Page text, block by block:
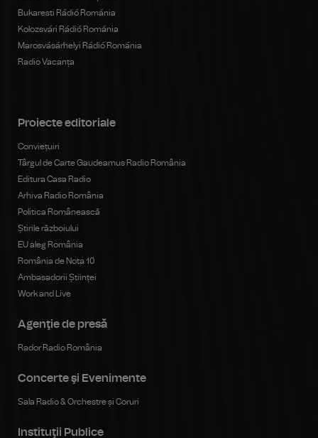
Bukaresti Rádió Románia
Kolozsvári Rádió Románia
Marosvásárhelyi Rádió Románia
Radio Vacanța
Proiecte editoriale
Conviețuiri
Târgul de Carte Gaudeamus Radio România
Editura Casa Radio
Arhiva Radio România
Politica Românească
Știrile războiului
EU aleg România
România de Nota 10
Ambasadorii Științei
Work and Live
Agenţie de presă
Rador Radio România
Concerte şi Evenimente
Sala Radio & Orchestre și Coruri
Instituţii Publice